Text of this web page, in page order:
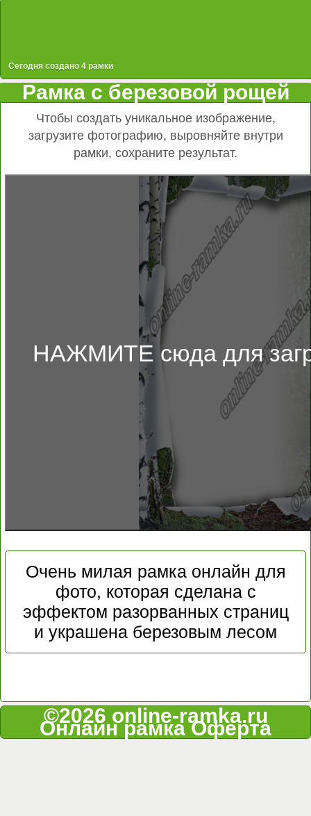
Сегодня создано 4 рамки
Рамка с березовой рощей
Чтобы создать уникальное изображение,
загрузите фотографию, выровняйте внутри
рамки, сохраните результат.
НАЖМИТЕ сюда для
Очень милая рамка онлайн для
фото, которая сделана с
эффектом разорванных страниц
и украшена березовым лесом
©2026 online-ramka.ru
Онлайн рамкаОферта